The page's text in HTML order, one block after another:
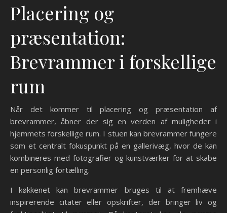
Placering og
præsentation:
Brevrammer i forskellige
rum
Når det kommer til placering og præsentation af
brevrammer, åbner der sig en verden af muligheder i
hjemmets forskellige rum. I stuen kan brevrammer fungere
som et centralt fokuspunkt på en gallerivæg, hvor de kan
kombineres med fotografier og kunstværker for at skabe
en personlig fortælling.
I køkkenet kan brevrammer bruges til at fremhæve
inspirerende citater eller opskrifter, der bringer liv og